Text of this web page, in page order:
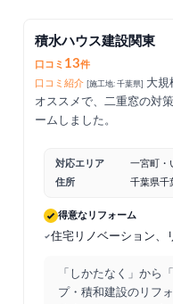
積水ハウス建設関東
口コミ 13件
口コミ紹介 [施工地: 千葉県]
大規
オススメで、二重窓の対
ームしました。
対応エリア
一宮町・
住所
千葉県千
得意なリフォーム
住宅リノベーション、
「しかたなく」から
プ・積和建設のリフ